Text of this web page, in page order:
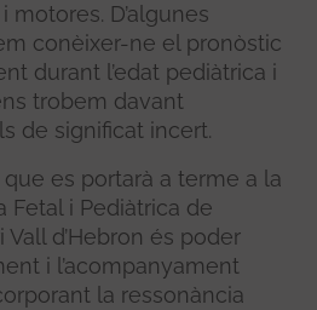
D’algunes
conèixer-ne el pronòstic
durant l’edat pediàtrica i
trobem davant
de significat incert.
que es portarà a terme a la
Fetal i Pediàtrica de
Vall d’Hebron és poder
i l’acompanyament
la ressonància